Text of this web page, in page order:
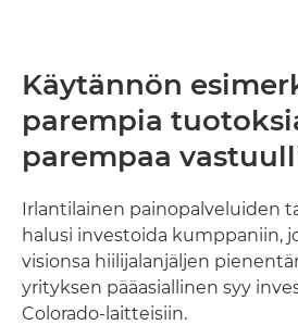
Käytännön
parempia
parempaa
Irlantilainen painopalveluiden
halusi investoida kumppaniin,
visionsa hiilijalanjäljen
yrityksen pääasiallinen syy
Colorado-laitteisiin.